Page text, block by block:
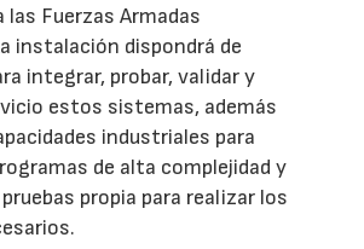
las Fuerzas Armadas
instalación dispondrá de
integrar, probar, validar y
estos sistemas, además
industriales para
de alta complejidad y
propia para realizar los